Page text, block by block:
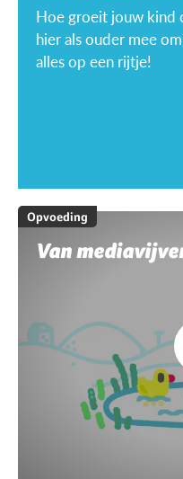
Hoe groeit jouw kind
hier als ouder mee
alles op een rijtje!
Opvoeding
Van